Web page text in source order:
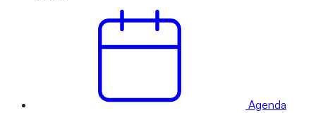
Agenda